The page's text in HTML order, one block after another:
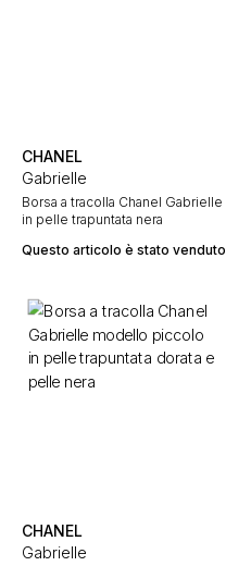
CHANEL
Gabrielle
Borsa a tracolla Chanel Gabrielle
in pelle trapuntata nera
Questo articolo è stato venduto
CHANEL
Gabrielle